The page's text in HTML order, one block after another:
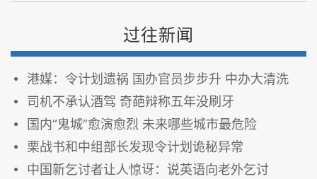
过往新闻
港媒：令计划遗祸 国办官员步步升 中办大清洗
司机不承认酒驾 奇葩辩称五年没刷牙
国内“鬼城”愈演愈烈 未来哪些城市最危险
栗战书和中组部长发现令计划诡秘异常
中国新乞讨者让人惊讶：说英语向老外乞讨